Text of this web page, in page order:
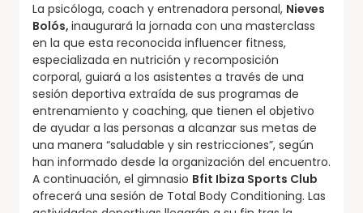
La psicóloga, coach y entrenadora personal, Nieves
Bolós, inaugurará la jornada con una masterclass
en la que esta reconocida influencer fitness,
especializada en nutrición y recomposición
corporal, guiará a los asistentes a través de una
sesión deportiva extraída de sus programas de
entrenamiento y coaching, que tienen el objetivo
de ayudar a las personas a alcanzar sus metas de
una manera “saludable y sin restricciones”, según
han informado desde la organización del encuentro.
A continuación, el gimnasio Bfit Ibiza Sports Club
ofrecerá una sesión de Total Body Conditioning. Las